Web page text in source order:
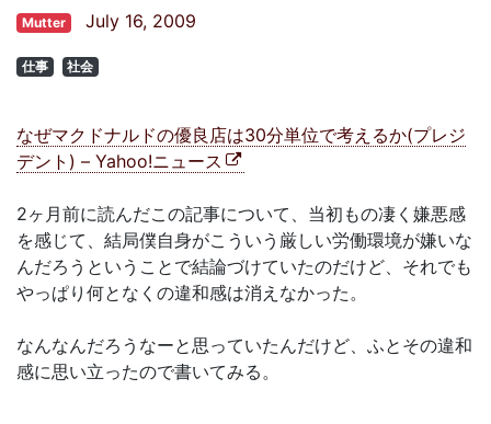
Mutter July 16, 2009
仕事 社会
なぜマクドナルドの優良店は30分単位で考えるか(プレジ
デント) – Yahoo!ニュース
2ヶ月前に読んだこの記事について、当初もの凄く嫌悪感
を感じて、結局僕自身がこういう厳しい労働環境が嫌いな
んだろうということで結論づけていたのだけど、それでも
やっぱり何となくの違和感は消えなかった。
なんなんだろうなーと思っていたんだけど、ふとその違和
感に思い立ったので書いてみる。